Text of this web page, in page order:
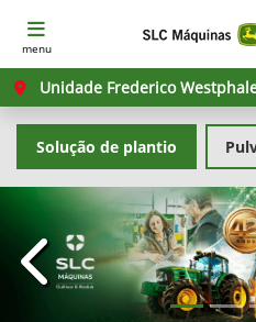
menu
Unidade Frederico
Solução de plantio
templates.template-